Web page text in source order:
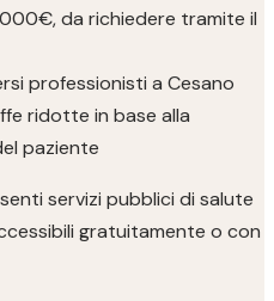
da richiedere tramite il
professionisti a Cesano
ridotte in base alla
paziente
servizi pubblici di salute
gratuitamente o con